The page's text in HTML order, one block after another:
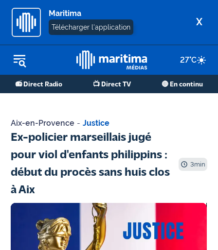
Maritima
Télécharger l'application X
27°C
📻 Direct Radio 📺 Direct TV 🔴 En continu
REPLAY RADIO
REPLAY TV
Martigues
- Etang
de Berre
Marseille
- Aix
Agenda
Aix-en-Provence - Justice
Ex-policier marseillais jugé
pour viol d'enfants philippins :
début du procès sans huis clos
à Aix
3min